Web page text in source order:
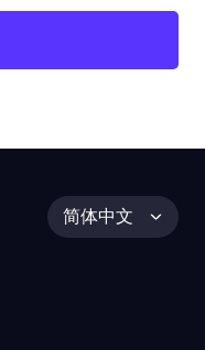
简体中文